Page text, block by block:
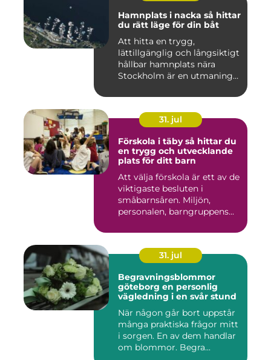
Hamnplats i nacka så hittar
du rätt läge för din båt
Att hitta en trygg,
lättillgänglig och långsiktigt
hållbar hamnplats nära
Stockholm är en utmaning
31. jul
Förskola i täby så hittar du
en trygg och utvecklande
plats för ditt barn
Att välja förskola är ett av de
viktigaste besluten i
småbarnsåren. Miljön,
personalen, barngruppens...
31. jul
Begravningsblommor
göteborg en personlig
vägledning i en svår stund
När någon går bort uppstår
många praktiska frågor mitt
i sorgen. En av dem handlar
om blommor. Begra...